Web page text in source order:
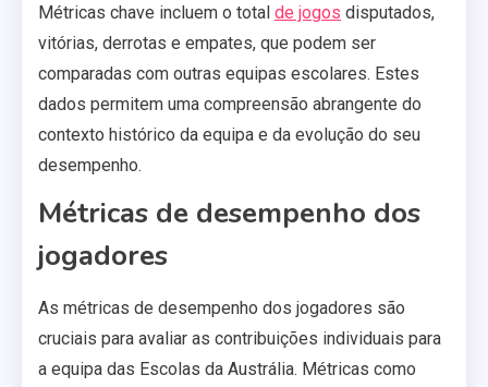
Métricas chave incluem o total de jogos disputados,
vitórias, derrotas e empates, que podem ser
comparadas com outras equipas escolares. Estes
dados permitem uma compreensão abrangente do
contexto histórico da equipa e da evolução do seu
desempenho.
Métricas de desempenho dos
jogadores
As métricas de desempenho dos jogadores são
cruciais para avaliar as contribuições individuais para
a equipa das Escolas da Austrália. Métricas como